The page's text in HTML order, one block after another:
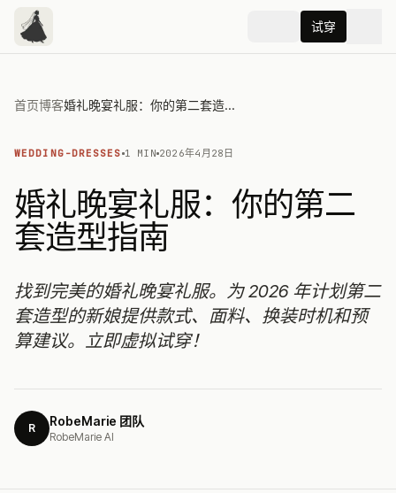
试穿
首页博客 婚礼晚宴礼服：你的第二套造型指南
WEDDING-DRESSES 1 MIN 2026年4月28日
婚礼晚宴礼服：你的第二
套造型指南
找到完美的婚礼晚宴礼服。为 2026 年计划第二
套造型的新娘提供款式、面料、换装时机和预
算建议。立即虚拟试穿！
R RobeMarie 团队
RobeMarie AI